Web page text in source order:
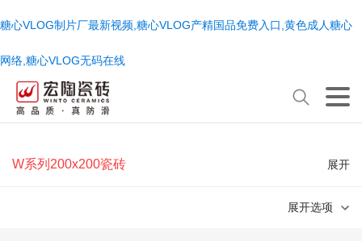
糖心VLOG制片厂最新视频,糖心VLOG产精国品免费入口,黄色成人糖心
网络,糖心VLOG无码在线
W系列200x200瓷砖 展开
展开选项